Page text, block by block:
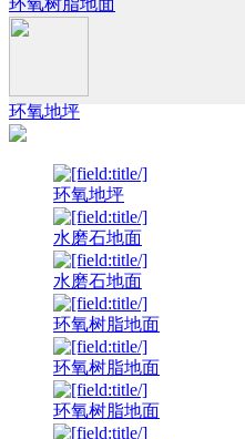
环氧树脂地面
环氧地坪
环氧地坪
水磨石地面
水磨石地面
环氧树脂地面
环氧树脂地面
环氧树脂地面